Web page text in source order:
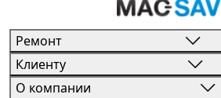
Ремонт
Клиенту
О компании